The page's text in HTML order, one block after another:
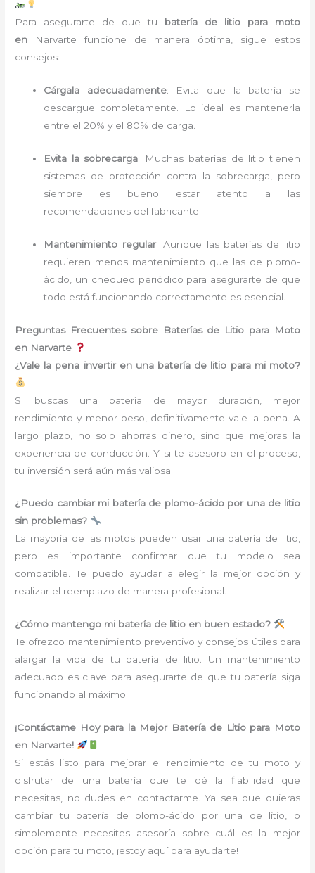
Para asegurarte de que tu batería de litio para moto
en
Narvarte funcione de manera óptima, sigue estos
consejos:
Cárgala adecuadamente: Evita que la batería se
descargue completamente. Lo ideal es mantenerla
entre el 20% y el 80% de carga.
Evita la sobrecarga: Muchas baterías de litio tienen
sistemas de protección contra la sobrecarga, pero
siempre es bueno estar atento a las
recomendaciones del fabricante.
Mantenimiento regular: Aunque las baterías de litio
requieren menos mantenimiento que las de plomo-
ácido, un chequeo periódico para asegurarte de que
todo está funcionando correctamente es esencial.
Preguntas Frecuentes sobre Baterías de Litio para Moto
en Narvarte
¿Vale la pena invertir en una batería de litio para mi moto?
Si buscas una batería de mayor duración, mejor
rendimiento y menor peso, definitivamente vale la pena. A
largo plazo, no solo ahorras dinero, sino que mejoras la
experiencia de conducción. Y si te asesoro en el proceso,
tu inversión será aún más valiosa.
¿Puedo cambiar mi batería de plomo-ácido por una de litio
sin problemas?
La mayoría de las motos pueden usar una batería de litio,
pero es importante confirmar que tu modelo sea
compatible. Te puedo ayudar a elegir la mejor opción y
realizar el reemplazo de manera profesional.
¿Cómo mantengo mi batería de litio en buen estado?
Te ofrezco mantenimiento preventivo y consejos útiles para
alargar la vida de tu batería de litio. Un mantenimiento
adecuado es clave para asegurarte de que tu batería siga
funcionando al máximo.
¡Contáctame Hoy para la Mejor Batería de Litio para Moto
en Narvarte!
Si estás listo para mejorar el rendimiento de tu moto y
disfrutar de una batería que te dé la fiabilidad que
necesitas, no dudes en contactarme. Ya sea que quieras
cambiar tu batería de plomo-ácido por una de litio, o
simplemente necesites asesoría sobre cuál es la mejor
opción para tu moto, ¡estoy aquí para ayudarte!